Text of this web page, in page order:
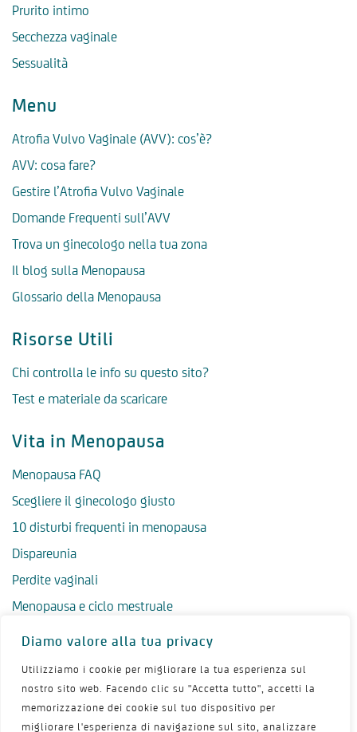
Diamo valore alla tua privacy
Utilizziamo i cookie per migliorare la tua esperienza sul
nostro sito web. Facendo clic su "Accetta tutto", accetti la
memorizzazione dei cookie sul tuo dispositivo per
migliorare l'esperienza di navigazione sul sito, analizzare
Prurito intimo
Secchezza vaginale
Sessualità
Menu
Atrofia Vulvo Vaginale (AVV): cos’è?
AVV: cosa fare?
Gestire l’Atrofia Vulvo Vaginale
Domande Frequenti sull’AVV
Trova un ginecologo nella tua zona
Il blog sulla Menopausa
Glossario della Menopausa
Risorse Utili
Chi controlla le info su questo sito?
Test e materiale da scaricare
Vita in Menopausa
Menopausa FAQ
Scegliere il ginecologo giusto
10 disturbi frequenti in menopausa
Dispareunia
Perdite vaginali
Menopausa e ciclo mestruale
Salute psicologica in menopausa
Igiene intima in menopausa